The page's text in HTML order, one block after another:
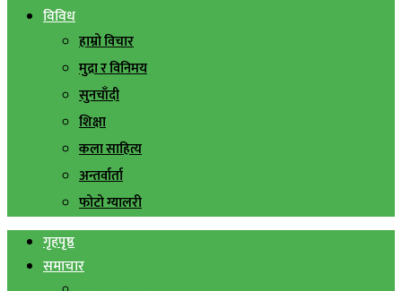
विविध
हाम्रो विचार
मुद्रा र विनिमय
सुनचाँदी
शिक्षा
कला साहित्य
अन्तर्वार्ता
फोटो ग्यालरी
गृहपृष्ठ
समाचार